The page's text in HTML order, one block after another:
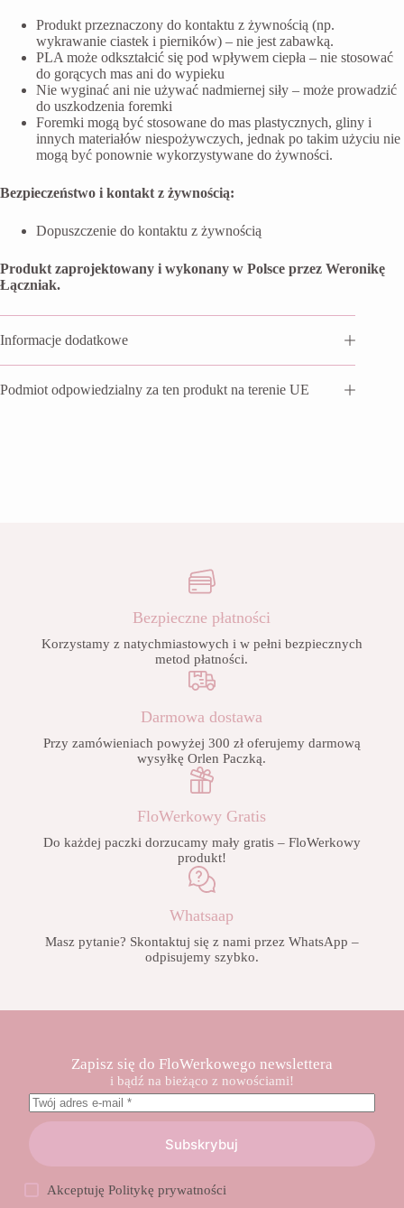
Produkt przeznaczony do kontaktu z żywnością (np.
wykrawanie ciastek i pierników) – nie jest zabawką.
PLA może odkształcić się pod wpływem ciepła – nie stosować
do gorących mas ani do wypieku
Nie wyginać ani nie używać nadmiernej siły – może prowadzić
do uszkodzenia foremki
Foremki mogą być stosowane do mas plastycznych, gliny i
innych materiałów niespożywczych, jednak po takim użyciu nie
mogą być ponownie wykorzystywane do żywności.
Bezpieczeństwo i kontakt z żywnością:
Dopuszczenie do kontaktu z żywnością
Produkt zaprojektowany i wykonany w Polsce przez Weronikę
Łączniak.
Informacje dodatkowe
Podmiot odpowiedzialny za ten produkt na terenie UE
Bezpieczne płatności
Korzystamy z natychmiastowych i w pełni bezpiecznych
metod płatności.
Darmowa dostawa
Przy zamówieniach powyżej 300 zł oferujemy darmową
wysyłkę Orlen Paczką.
FloWerkowy Gratis
Do każdej paczki dorzucamy mały gratis – FloWerkowy
produkt!
Whatsaap
Masz pytanie? Skontaktuj się z nami przez WhatsApp –
odpisujemy szybko.
Zapisz się do FloWerkowego newslettera
i bądź na bieżąco z nowościami!
Subskrybuj
AkceptujęPolitykę prywatności